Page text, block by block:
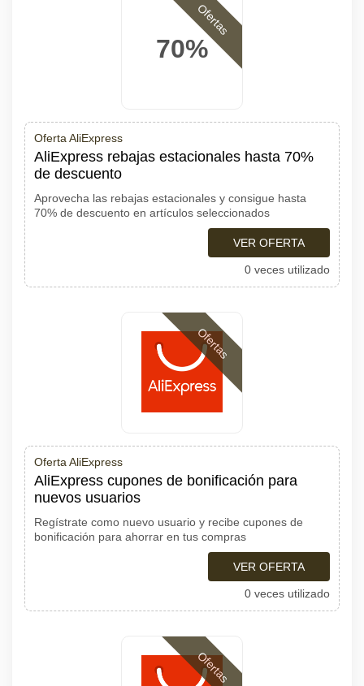
70%
Ofertas
Oferta AliExpress
AliExpress rebajas estacionales hasta 70%
de descuento
Aprovecha las rebajas estacionales y consigue hasta
70% de descuento en artículos seleccionados
VER OFERTA
0 veces utilizado
Ofertas
Oferta AliExpress
AliExpress cupones de bonificación para
nuevos usuarios
Regístrate como nuevo usuario y recibe cupones de
bonificación para ahorrar en tus compras
VER OFERTA
0 veces utilizado
Ofertas